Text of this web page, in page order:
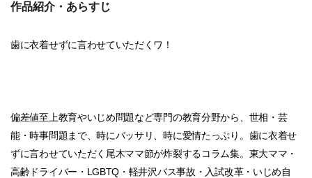
作品紹介・あらすじ
歯に衣着せずに言わせていただくワ！
偏差値至上教育やいじめ問題など専門の教育分野から、世相・芸
能・時事問題まで、時にバッサリ、時に愛情たっぷり。歯に衣着せ
ずに言わせていただく尾木ママ節が炸裂するコラム集。東大ママ・
高齢ドライバー・LGBTQ・軽井沢バス事故・入試改革・いじめ自